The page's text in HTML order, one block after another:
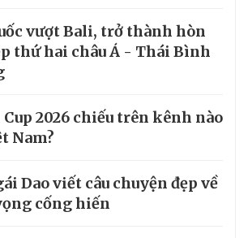
vượt Bali, trở thành hòn
thứ hai châu Á - Thái Bình
2026 chiếu trên kênh nào
Nam?
Dao viết câu chuyện đẹp về
cống hiến